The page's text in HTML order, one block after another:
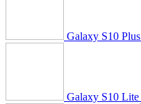
Galaxy S10 Plus
Galaxy S10 Lite